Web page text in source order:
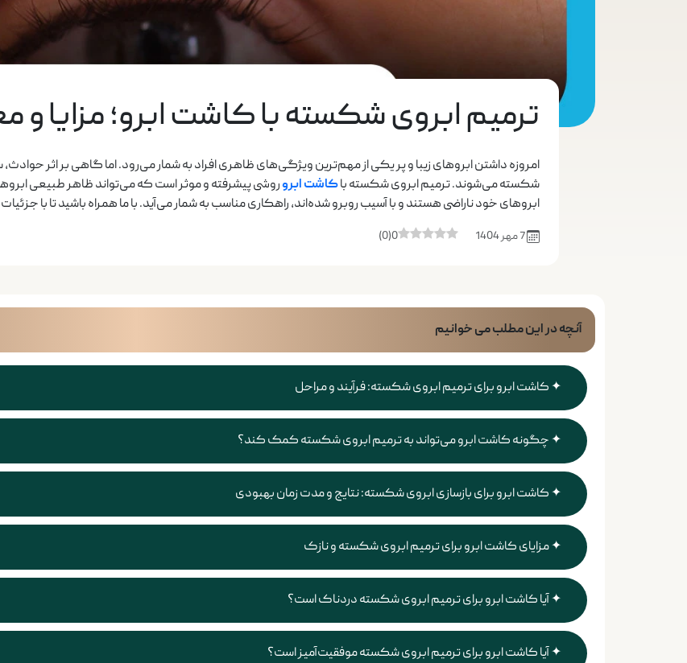
ترمیم ابروی شکسته با کاشت ابرو؛ مزایا
امروزه داشتن ابروهای زیبا و پر یکی از مهم‌ترین ویژگی‌های ظاهری افراد به شمار می‌رود. اما گاهی بر اثر
شکسته می‌شوند. ترمیم ابروی شکسته باکاشت ابروروشی پیشرفته و موثر است که می‌تواند ظاهر طبیعی ابروها
ابروهای خود ناراضی هستند و با آسیب روبرو شده‌اند، راهکاری مناسب به شمار می‌آید. با ما همراه باشید تا با
0
(
0
)
آنچه در این مطلب می خوانیم
کاشت ابرو برای ترمیم ابروی شکسته: فرآیند و مراحل
چگونه کاشت ابرو می‌تواند به ترمیم ابروی شکسته کمک کند؟
کاشت ابرو برای بازسازی ابروی شکسته: نتایج و مدت زمان بهبودی
مزایای کاشت ابرو برای ترمیم ابروی شکسته و نازک
آیا کاشت ابرو برای ترمیم ابروی شکسته دردناک است؟
آیا کاشت ابرو برای ترمیم ابروی شکسته موفقیت‌آمیز است؟